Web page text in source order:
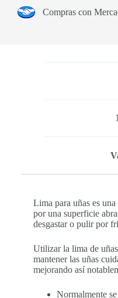
Compras con
Lima para uñas es
por una superficie
desgastar o pulir por
Utilizar la lima de
mantener las uñas
mejorando así
Normalmente